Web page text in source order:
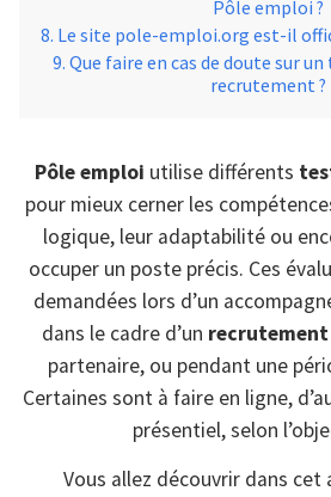
Pôle emploi ?
Le site pole-emploi.org est-il
Que faire en cas de doute sur
recrutement ?
Pôle emploi utilise différents
pour mieux cerner les
logique, leur adaptabilité ou
occuper un poste précis. Ces
demandées lors d’un
dans le cadre d’un recrutement
partenaire, ou pendant une
Certaines sont à faire en ligne,
présentiel, selon
Vous allez découvrir dans